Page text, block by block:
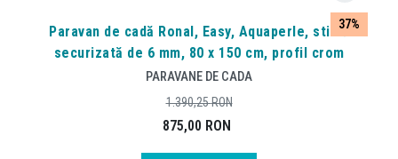
37%
Paravan de cadă Ronal, Easy, Aquaperle, sticlă
securizată de 6 mm, 80 x 150 cm, profil crom
PARAVANE DE CADA
875,00 RON
1.390,25RON